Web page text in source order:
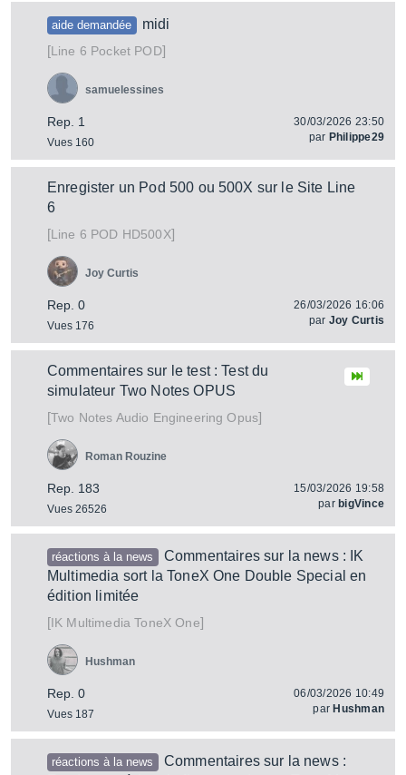
aide demandée
midi
[Line 6 Pocket POD]
Rep. 1
Vues 160
samuelessines
30/03/2026 23:50
par Philippe29
Enregister un Pod 500 ou 500X sur le Site Line
6
[Line 6 POD HD500X]
Rep. 0
Vues 176
Joy Curtis
26/03/2026 16:06
par Joy Curtis
Commentaires sur le test : Test du
simulateur Two Notes OPUS
[Two Notes Audio Engineering Opus]
Rep. 183
Vues 26526
Roman Rouzine
15/03/2026 19:58
par bigVince
réactions à la news
Commentaires sur la news : IK
Multimedia sort la ToneX One Double Special en
édition limitée
[ IK Multimedia ToneX One]
Rep. 0
Vues 187
Hushman
06/03/2026 10:49
par Hushman
réactions à la news
Commentaires sur la news :